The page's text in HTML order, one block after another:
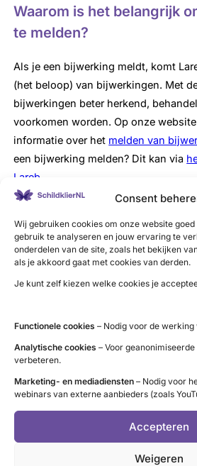
Consent
Wij gebruiken cookies om onze website
gebruik te analyseren en jouw ervaring te
onderdelen van de site, zoals het bekijken
als je akkoord gaat met cookies van derden.
Je kunt zelf kiezen welke cookies je
Functionele cookies – Nodig voor de werking
Analytische cookies – Voor
verbeteren.
Marketing- en mediadiensten – Nodig voor
webinars van externe aanbieders (zoals
Accepteren
Weigeren
Waarom is het belangrijk
te melden?
Als je een bijwerking meldt, komt
(het beloop) van bijwerkingen. Met
bijwerkingen beter herkend,
voorkomen worden. Op onze
informatie over het melden van
een bijwerking melden? Dit kan via
Lareb
Ervaar je geen bijwerking(en), maar
met je medicatie en dan specifiek met
Bijvoorbeeld omdat je verplicht moet
naar jouw ervaring. Je kunt je